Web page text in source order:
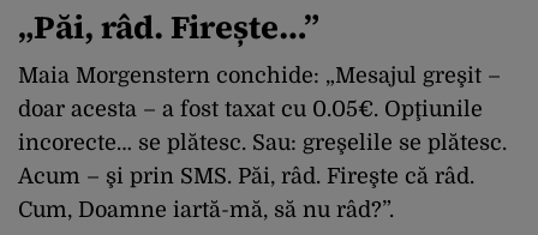
„Păi, râd. Firește…”
Maia Morgenstern conchide: „Mesajul greşit –
doar acesta – a fost taxat cu 0.05€. Opţiunile
incorecte… se plătesc. Sau: greşelile se plătesc.
Acum – şi prin SMS. Păi, râd. Fireşte că râd.
Cum, Doamne iartă-mă, să nu râd?”.